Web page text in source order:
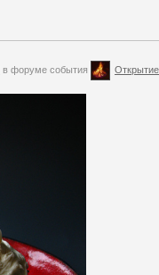
в форуме события